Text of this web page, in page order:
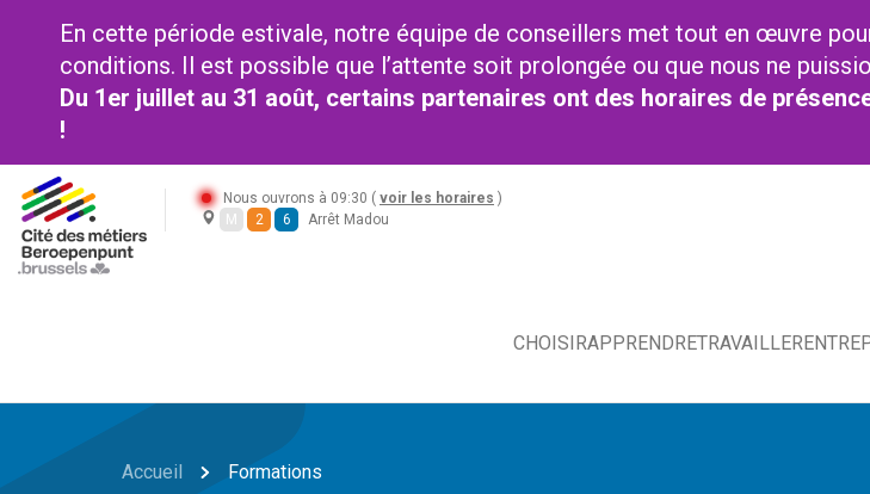
En cette période estivale, notre équipe de conseillers met tout en œuvre
conditions. Il est possible que l’attente soit prolongée ou que nous ne
Du 1er juillet au 31 août, certains partenaires ont des horaires de
!
Nous ouvrons à 09:30 ( voir les horaires )
M
2 6 Arrêt Madou
CHOISIRAPPRENDRETRAVAILLER
Accueil Formations